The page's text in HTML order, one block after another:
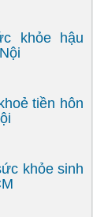
khỏe hậu
tiền hôn
khỏe sinh